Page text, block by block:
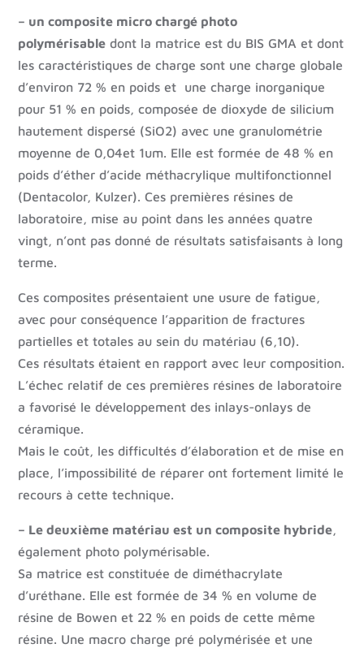
– un composite micro chargé photo
polymérisable dont la matrice est du BIS GMA et dont
les caractéristiques de charge sont une charge globale
d’environ 72 % en poids et une charge inorganique
pour 51 % en poids, composée de dioxyde de silicium
hautement dispersé (SiO2) avec une granulométrie
moyenne de 0,04et 1um. Elle est formée de 48 % en
poids d’éther d’acide méthacrylique multifonctionnel
(Dentacolor, Kulzer). Ces premières résines de
laboratoire, mise au point dans les années quatre
vingt, n’ont pas donné de résultats satisfaisants à long
terme.
Ces composites présentaient une usure de fatigue,
avec pour conséquence l’apparition de fractures
partielles et totales au sein du matériau (6,10).
Ces résultats étaient en rapport avec leur composition.
L’échec relatif de ces premières résines de laboratoire
a favorisé le développement des inlays-onlays de
céramique.
Mais le coût, les difficultés d’élaboration et de mise en
place, l’impossibilité de réparer ont fortement limité le
recours à cette technique.
– Le deuxième matériau est un composite hybride,
également photo polymérisable.
Sa matrice est constituée de diméthacrylate
d’uréthane. Elle est formée de 34 % en volume de
résine de Bowen et 22 % en poids de cette même
résine. Une macro charge pré polymérisée et une